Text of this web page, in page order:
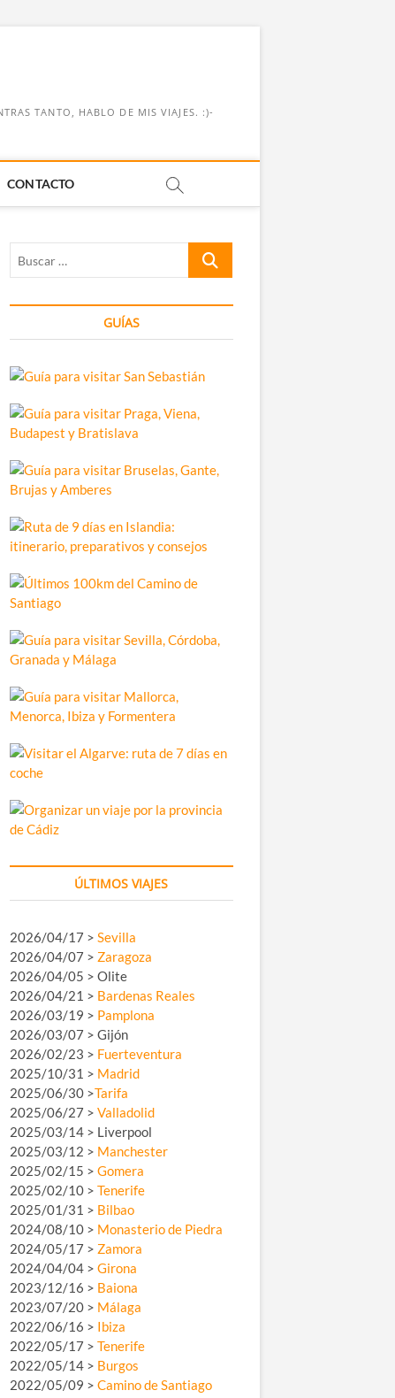
TANTO, HABLO DE MIS VIAJES. :)-
CONTACTO
Buscar
GUÍAS
ÚLTIMOS VIAJES
2026/04/17 > Sevilla
2026/04/07 > Zaragoza
2026/04/05 > Olite
2026/04/21 > Bardenas Reales
2026/03/19 > Pamplona
2026/03/07 > Gijón
2026/02/23 > Fuerteventura
2025/10/31 > Madrid
2025/06/30 >Tarifa
2025/06/27 > Valladolid
2025/03/14 > Liverpool
2025/03/12 > Manchester
2025/02/15 > Gomera
2025/02/10 > Tenerife
2025/01/31 > Bilbao
2024/08/10 > Monasterio de Piedra
2024/05/17 > Zamora
2024/04/04 > Girona
2023/12/16 > Baiona
2023/07/20 > Málaga
2022/06/16 > Ibiza
2022/05/17 > Tenerife
2022/05/14 > Burgos
2022/05/09 > Camino de Santiago